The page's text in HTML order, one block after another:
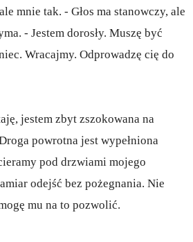
mnie tak. - Głos ma stanowczy, ale
- Jestem dorosły. Muszę być
Wracajmy. Odprowadzę cię do
jestem zbyt zszokowana na
powrotna jest wypełniona
pod drzwiami mojego
odejść bez pożegnania. Nie
mu na to pozwolić.